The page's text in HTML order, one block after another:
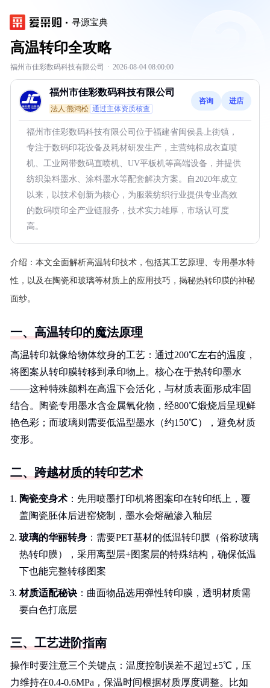
寻源宝典
高温转印全攻略
福州市佳彩数码科技有限公司 · 2026-08-04 08:00:00
福州市佳彩数码科技有限公司
法人:熊鸿松 通过主体资质核查
咨询 进店
福州市佳彩数码科技有限公司位于福建省闽侯县上街镇，
专注于数码印花设备及耗材研发生产，主营纯棉成衣直喷
机、工业网带数码直喷机、UV平板机等高端设备，并提供
纺织染料墨水、涂料墨水等配套解决方案。自2020年成立
以来，以技术创新为核心，为服装纺织行业提供专业高效
的数码喷印全产业链服务，技术实力雄厚，市场认可度
高。
介绍： 本文全面解析高温转印技术，包括其工艺原理、专用墨水特
性，以及在陶瓷和玻璃等材质上的应用技巧，揭秘热转印膜的神秘
面纱。
一、高温转印的魔法原理
高温转印就像给物体纹身的工艺：通过200℃左右的温度，
将图案从转印膜转移到承印物上。核心在于热转印墨水
——这种特殊颜料在高温下会活化，与材质表面形成牢固
结合。陶瓷专用墨水含金属氧化物，经800℃煅烧后呈现鲜
艳色彩；而玻璃则需要低温型墨水（约150℃），避免材质
变形。
二、跨越材质的转印艺术
陶瓷变身术 ：先用喷墨打印机将图案印在转印纸上，覆
盖陶瓷胚体后进窑烧制，墨水会熔融渗入釉层
玻璃的华丽转身 ：需要PET基材的低温转印膜（俗称玻璃
热转印膜），采用离型层+图案层的特殊结构，确保低温
下也能完整转移图案
材质适配秘诀 ：曲面物品选用弹性转印膜，透明材质需
要白色打底层
三、工艺进阶指南
操作时要注意三个关键点：温度控制误差不超过±5℃，压
力维持在0.4-0.6MPa，保温时间根据材质厚度调整。比如